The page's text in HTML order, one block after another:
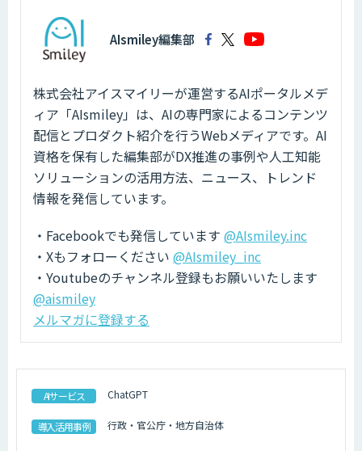
AIsmiley編集部
株式会社アイスマイリーが運営するAIポータルメデ
ィア「AIsmiley」は、AIの専門家によるコンテンツ
配信とプロダクト紹介を行うWebメディアです。AI
資格を保有した編集部がDX推進の事例や人工知能
ソリューションの活用方法、ニュース、トレンド
情報を発信しています。
・Facebookでも発信しています @AIsmiley.inc
・Xもフォローください @AIsmiley_inc
・Youtubeのチャンネル登録もお願いいたします
@aismiley
メルマガに登録する
AIサービス ChatGPT
導入活用事例 行政・官公庁・地方自治体